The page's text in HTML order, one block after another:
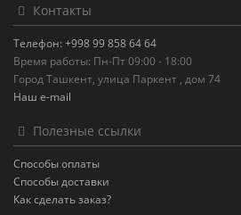
Контакты
Телефон: +998 99 858 64 64
Время работы: Пн-Пт 09:00 - 18:00
Город Ташкент, улица Паркент , дом 74
Наш e-mail
Полезные ссылки
Способы оплаты
Способы доставки
Как сделать заказ?